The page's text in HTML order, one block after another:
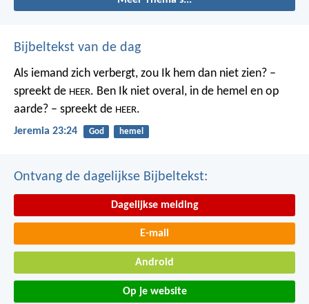
Bijbeltekst van de dag
Als iemand zich verbergt, zou Ik hem dan niet zien? –
spreekt de HEER. Ben Ik niet overal, in de hemel en op
aarde? – spreekt de HEER.
Jeremia 23:24 God hemel
Ontvang de dagelijkse Bijbeltekst:
Dagelijkse melding
E-mail
Android
Op je website